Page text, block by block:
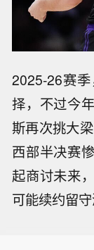
2025-26赛
择，不过今
斯再次挑大
西部半决赛
起商讨未来
可能续约留守